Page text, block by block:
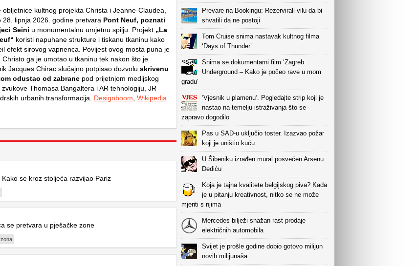
obljetnice kultnog projekta Christa i Jeanne-Claudea,
28. lipnja 2026. godine pretvara Pont Neuf, poznati
Seini u monumentalnu umjetnu spilju. Projekt „La
koristi napuhane strukture i tiskanu tkaninu kako
efekt sirovog vapnenca. Povijest ovog mosta puna je
ga je umotao u tkaninu tek nakon što je
Jacques Chirac slučajno potpisao dozvolu skrivenu
odustao od zabrane pod prijetnjom medijskog
Thomasa Bangaltera i AR tehnologiju, JR
urbanih transformacija. Designboom, Wikipedia
se kroz stoljeća razvijao Pariz
se pretvara u pješačke zone
Prevare na Bookingu: Rezervirali vilu da bi
shvatili da ne postoji
Tom Cruise snima nastavak kultnog filma
‘Days of Thunder’
Snima se dokumentarni film ‘Zagreb
Underground – Kako je počeo rave u mom
gradu’
‘Vjesnik u plamenu‘. Pogledajte strip koji je
nastao na temelju istraživanja što se
zapravo dogodilo
Pas u SAD-u uključio toster. Izazvao požar
koji je uništio kuću
U Šibeniku izrađen mural posvećen Arsenu
Dediću
Koja je tajna kvalitete belgijskog piva? Kada
je u pitanju kreativnost, nitko se ne može
mjeriti s njima
Mercedes bilježi snažan rast prodaje
električnih automobila
Svijet je prošle godine dobio gotovo milijun
novih milijunaša